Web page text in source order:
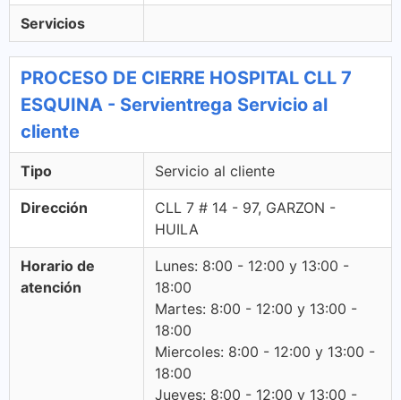
Servicios
PROCESO DE CIERRE HOSPITAL CLL 7
ESQUINA - Servientrega Servicio al
cliente
Tipo Servicio al cliente
Dirección
CLL 7 # 14 - 97, GARZON -
HUILA
Horario de
atención
Lunes: 8:00 - 12:00 y 13:00 -
18:00
Martes: 8:00 - 12:00 y 13:00 -
18:00
Miercoles: 8:00 - 12:00 y 13:00 -
18:00
Jueves: 8:00 - 12:00 y 13:00 -